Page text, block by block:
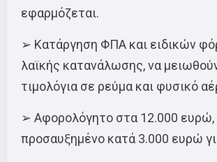
εφαρμόζεται.
➢ Κατάργηση ΦΠΑ και ειδικών
λαϊκής κατανάλωσης, να
τιμολόγια σε ρεύμα και φυσικό
➢ Αφορολόγητο στα 12.000 ευρώ,
προσαυξημένο κατά 3.000 ευρώ